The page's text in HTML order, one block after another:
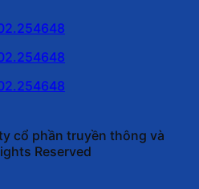
cổ phần truyền thông và
Reserved